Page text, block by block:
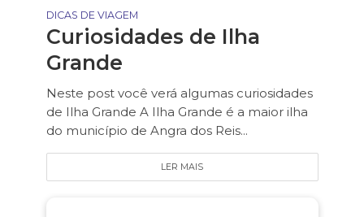
DICAS DE VIAGEM
Curiosidades de Ilha
Grande
Neste post você verá algumas curiosidades
de Ilha Grande A Ilha Grande é a maior ilha
do município de Angra dos Reis...
LER MAIS